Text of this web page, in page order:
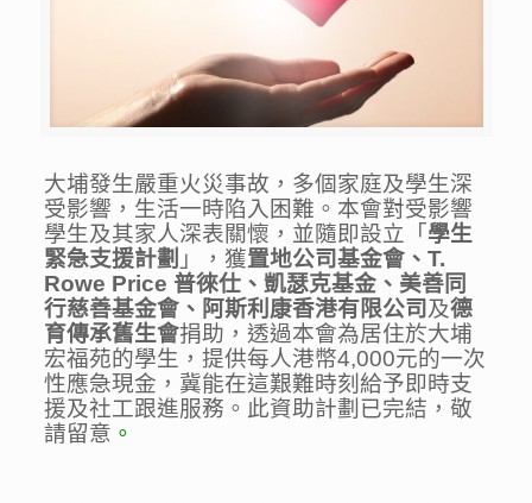
大埔發生嚴重火災事故，多個家庭及學生深
受影響，生活一時陷入困難。本會對受影響
學生及其家人深表關懷，並隨即設立「 學生
緊急支援計劃 」，獲置地公司基金會、⁠T.
Rowe Price 普徠仕、凱瑟克基金、美善同
行慈善基金會、阿斯利康香港有限公司 及德
育傳承舊生會捐助 ，透過本會為居住於大埔
宏福苑的學生，提供每人港幣4,000元的一次
性應急現金，冀能在這艱難時刻給予即時支
援及社工跟進服務。此資助計劃已完結，敬
請留意 。